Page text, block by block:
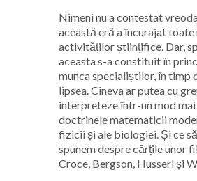
Nimeni nu a contestat
această eră a încurajat
activităților științifice. Dar,
aceasta s-a constituit în
munca specialiștilor, în timp
lipsea. Cineva ar putea cu
interpreteze într-un mod
doctrinele matematicii
fizicii și ale biologiei. Și ce
spunem despre cărțile unor
Croce, Bergson, Husserl și